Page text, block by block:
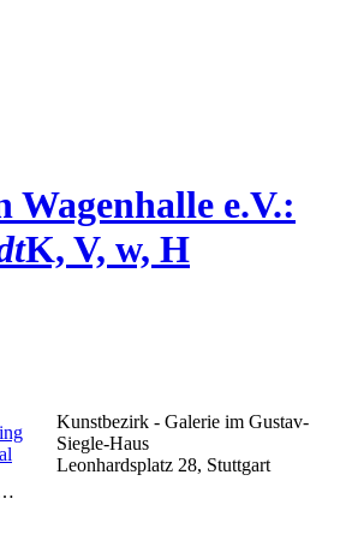
Wagenhalle e.V.:
K, V, w, H
Kunstbezirk - Galerie im Gustav-
Siegle-Haus
Leonhardsplatz 28, Stuttgart